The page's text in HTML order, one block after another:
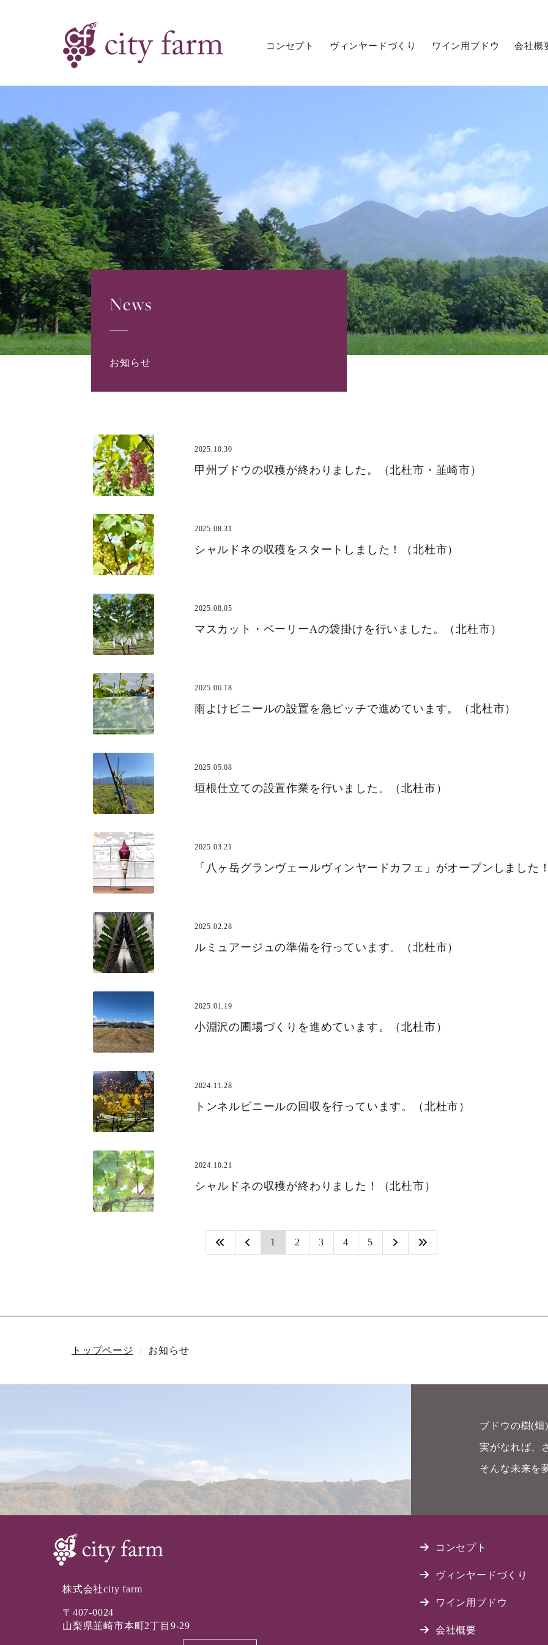
コンセプト ヴィンヤードづくり ワイン用ブドウ 会社概
News
お知らせ
2025.10.30
甲州ブドウの収穫が終わりました。（北杜市・韮崎市）
2025.08.31
シャルドネの収穫をスタートしました！（北杜市）
2025.08.05
マスカット・ベーリーAの袋掛けを行いました。（北杜市）
2025.06.18
雨よけビニールの設置を急ピッチで進めています。（北杜市）
2025.05.08
垣根仕立ての設置作業を行いました。（北杜市）
2025.03.21
2025.02.28
ルミュアージュの準備を行っています。（北杜市）
2025.01.19
小淵沢の圃場づくりを進めています。（北杜市）
2024.11.28
トンネルビニールの回収を行っています。（北杜市）
2024.10.21
シャルドネの収穫が終わりました！（北杜市）
1 2 3 4 5
トップページ お知らせ
ブドウの樹(畑
実がなれば、
そんな未来を
株式会社city farm
〒407-0024
山梨県韮崎市本町2丁目9-29
コンセプト
ヴィンヤードづくり
ワイン用ブドウ
会社概要